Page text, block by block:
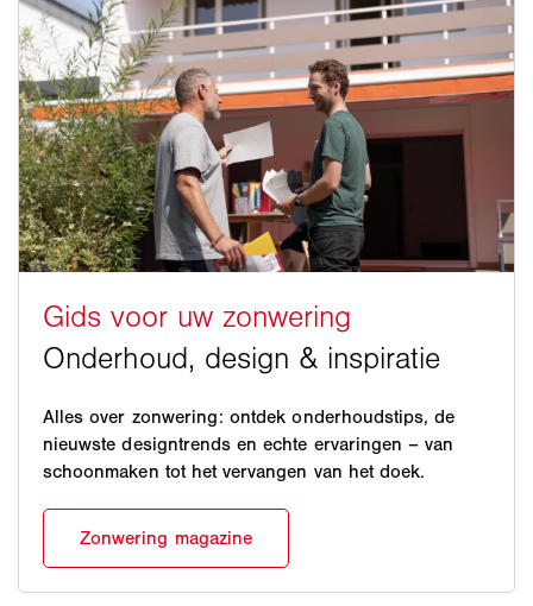
Alles over zonwering: ontdek onderhoudstips, de
nieuwste designtrends en echte ervaringen – van
schoonmaken tot het vervangen van het doek.